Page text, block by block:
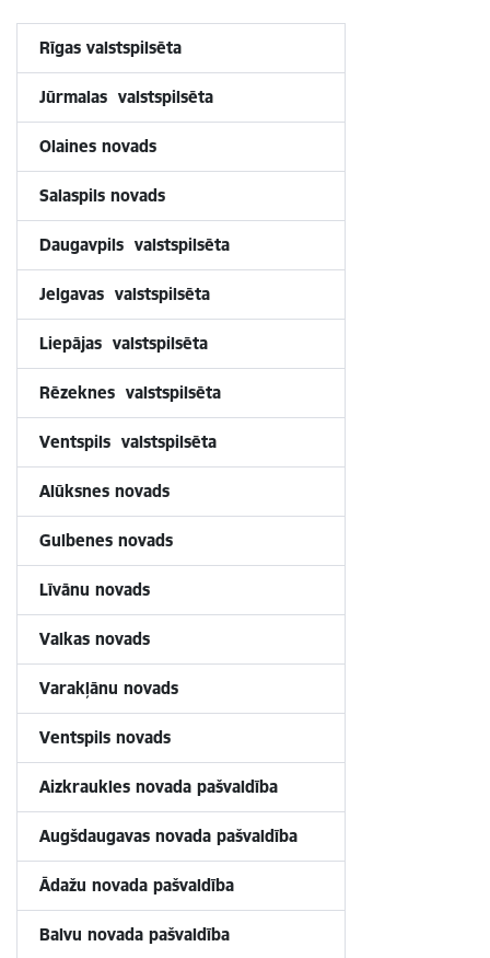
Rīgas valstspilsēta
Jūrmalas valstspilsēta
Olaines novads
Salaspils novads
Daugavpils valstspilsēta
Jelgavas valstspilsēta
Liepājas valstspilsēta
Rēzeknes valstspilsēta
Ventspils valstspilsēta
Alūksnes novads
Gulbenes novads
Līvānu novads
Valkas novads
Varakļānu novads
Ventspils novads
Aizkraukles novada pašvaldība
Augšdaugavas novada pašvaldība
Ādažu novada pašvaldība
Balvu novada pašvaldība